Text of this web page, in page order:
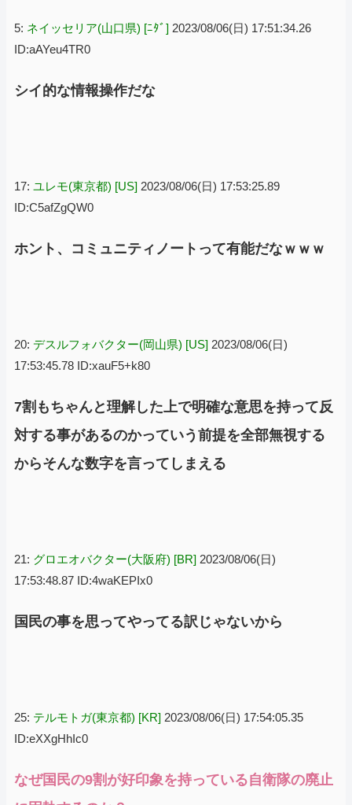
5: ネイッセリア(山口県) [ﾆﾀﾞ] 2023/08/06(日) 17:51:34.26
ID:aAYeu4TR0
シイ的な情報操作だな
17: ユレモ(東京都) [US] 2023/08/06(日) 17:53:25.89
ID:C5afZgQW0
ホント、コミュニティノートって有能だなｗｗｗ
20: デスルフォバクター(岡山県) [US] 2023/08/06(日)
17:53:45.78 ID:xauF5+k80
7割もちゃんと理解した上で明確な意思を持って反
対する事があるのかっていう前提を全部無視する
からそんな数字を言ってしまえる
21: グロエオバクター(大阪府) [BR] 2023/08/06(日)
17:53:48.87 ID:4waKEPIx0
国民の事を思ってやってる訳じゃないから
25: テルモトガ(東京都) [KR] 2023/08/06(日) 17:54:05.35
ID:eXXgHhIc0
なぜ国民の9割が好印象を持っている自衛隊の廃止